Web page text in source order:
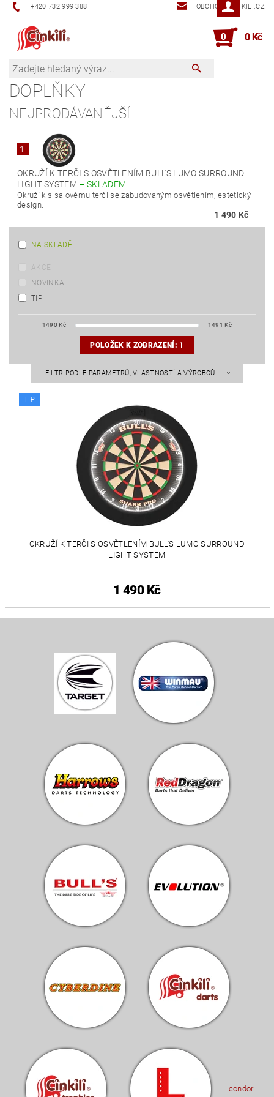
+420 732 999 388 OBCHOD@CINKILI.CZ
0 0 Kč
DOPLŇKY
NEJPRODÁVANĚJŠÍ
1.
OKRUŽÍ K TERČI S OSVĚTLENÍM BULL'S LUMO SURROUND
LIGHT SYSTEM – SKLADEM
Okruží k sisalovému terči se zabudovaným osvětlením, estetický
design.
1 490 Kč
NA SKLADĚ
AKCE
NOVINKA
TIP
1490 Kč 1491 Kč
POLOŽEK K ZOBRAZENÍ: 1
FILTR PODLE PARAMETRŮ, VLASTNOSTÍ A VÝROBCŮ
TIP
OKRUŽÍ K TERČI S OSVĚTLENÍM BULL'S LUMO SURROUND
LIGHT SYSTEM
1 490 Kč
condor